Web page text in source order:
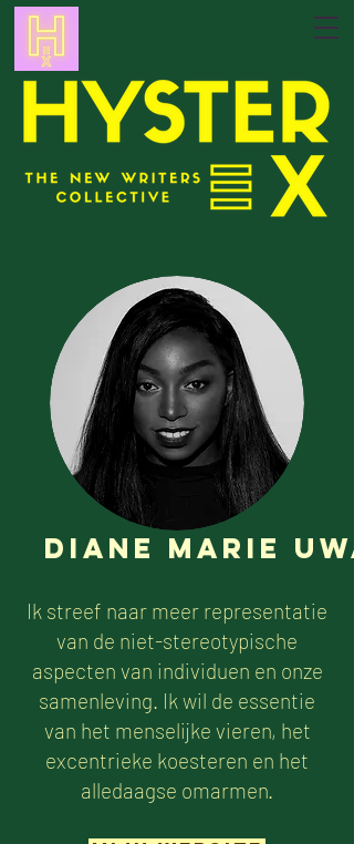
Ik streef naar meer representatie
van de niet-stereotypische
aspecten van individuen en onze
samenleving. Ik wil de essentie
van het menselijke vieren, het
excentrieke koesteren en het
alledaagse omarmen.
Diane Marie